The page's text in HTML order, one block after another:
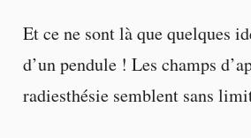
Et ce ne sont là que quelques
d’un pendule ! Les champs
radiesthésie semblent sans